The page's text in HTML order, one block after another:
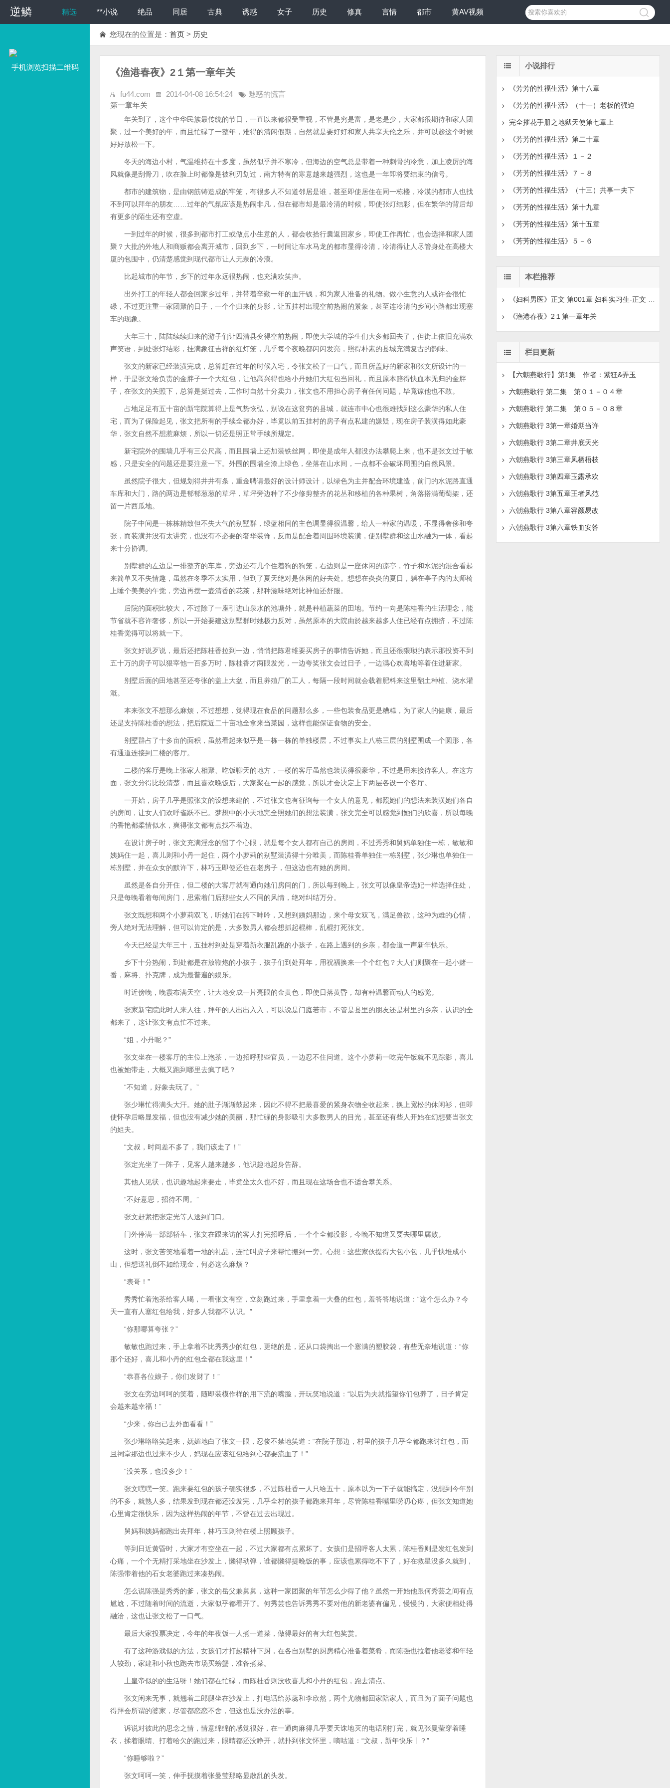
逆鳞 精选 **小说 绝品 同居 古典 诱惑 女子 历史 修真 言情 都市 黄AV视频
手机浏览扫描二维码
您现在的位置是： 首页 > 历史
《渔港春夜》2１第一章年关
fu44.com 2014-04-08 16:54:24
魅惑的慌言
第一章年关
年关到了，这个中华民族最传统的节日，一直以来都很受重视，不管是穷是富，是老是少，大家都很期待和家人团
聚，过一个美好的年，而且忙碌了一整年，难得的清闲假期，自然就是要好好和家人共享天伦之乐，并可以趁这个时候
好好放松一下。
冬天的海边小村，气温维持在十多度，虽然似乎并不寒冷，但海边的空气总是带着一种刺骨的冷意，加上凌厉的海
风就像是刮骨刀，吹在脸上时都像是被利刃划过，南方特有的寒意越来越强烈，这也是一年即将要结束的信号。
都市的建筑物，是由钢筋铸造成的牢笼，有很多人不知道邻居是谁，甚至即使居住在同一栋楼，冷漠的都市人也找
不到可以拜年的朋友……过年的气氛应该是热闹非凡，但在都市却是最冷清的时候，即使张灯结彩，但在繁华的背后却
有更多的陌生还有空虚。
一到过年的时候，很多到都市打工或做点小生意的人，都会收拾行囊返回家乡，即使工作再忙，也会选择和家人团
聚？大批的外地人和商贩都会离开城市，回到乡下，一时间让车水马龙的都市显得冷清，冷清得让人尽管身处在高楼大
厦的包围中，仍清楚感觉到现代都市让人无奈的冷漠。
比起城市的年节，乡下的过年永远很热闹，也充满欢笑声。
出外打工的年轻人都会回家乡过年，并带着辛勤一年的血汗钱，和为家人准备的礼物。做小生意的人或许会很忙
碌，不过更注重一家团聚的日子，一个个归来的身影，让五挂村出现空前热闹的景象，甚至连冷清的乡间小路都出现塞
车的现象。
大年三十，陆陆续续归来的游子们让四清县变得空前热闹，即使大学城的学生们大多都回去了，但街上依旧充满欢
声笑语，到处张灯结彩，挂满象征吉祥的红灯笼，几乎每个夜晚都闪闪发亮，照得朴素的县城充满复古的韵味。
张文的新家已经装潢完成，总算赶在过年的时候入宅，令张文松了一口气，而且所盖好的新家和张文所设计的一
样，于是张文给负责的金胖子一个大红包，让他高兴得也给小丹她们大红包当回礼，而且原本赔得快血本无归的金胖
子，在张文的关照下，总算是挺过去，工作时自然十分卖力，张文也不用担心房子有任何问题，毕竟谅他也不敢。
占地足足有五十亩的新宅院算得上是气势恢弘，别说在这贫穷的县城，就连市中心也很难找到这么豪华的私人住
宅，而为了保险起见，张文把所有的手续全都办好，毕竟以前五挂村的房子有点私建的嫌疑，现在房子装潢得如此豪
华，张文自然不想惹麻烦，所以一切还是照正常手续所规定。
新宅院外的围墙几乎有三公尺高，而且围墙上还加装铁丝网，即使是成年人都没办法攀爬上来，也不是张文过于敏
感，只是安全的问题还是要注意一下。外围的围墙全漆上绿色，坐落在山水间，一点都不会破坏周围的自然风景。
虽然院子很大，但规划得井井有条，重金聘请最好的设计师设计，以绿色为主并配合环境建造，前门的水泥路直通
车库和大门，路的两边是郁郁葱葱的草坪，草坪旁边种了不少修剪整齐的花丛和移植的各种果树，角落搭满葡萄架，还
留一片西瓜地。
院子中间是一栋栋精致但不失大气的别墅群，绿蓝相间的主色调显得很温馨，给人一种家的温暖，不显得奢侈和夸
张，而装潢并没有太讲究，也没有不必要的奢华装饰，反而是配合着周围环境装潢，使别墅群和这山水融为一体，看起
来十分协调。
别墅群的左边是一排整齐的车库，旁边还有几个住着狗的狗笼，右边则是一座休闲的凉亭，竹子和水泥的混合看起
来简单又不失情趣，虽然在冬季不太实用，但到了夏天绝对是休闲的好去处。想想在炎炎的夏日，躺在亭子内的太师椅
上睡个美美的午觉，旁边再摆一壶清香的花茶，那种滋味绝对比神仙还舒服。
后院的面积比较大，不过除了一座引进山泉水的池塘外，就是种植蔬菜的田地。节约一向是陈桂香的生活理念，能
节省就不容许奢侈，所以一开始要建这别墅群时她极力反对，虽然原本的大院由於越来越多人住已经有点拥挤，不过陈
桂香觉得可以将就一下。
张文好说歹说，最后还把陈桂香拉到一边，悄悄把陈君维要买房子的事情告诉她，而且还很猥琐的表示那投资不到
五十万的房子可以狠宰他一百多万时，陈桂香才两眼发光，一边夸奖张文会过日子，一边满心欢喜地等着住进新家。
别墅后面的田地甚至还夸张的盖上大盆，而且养殖厂的工人，每隔一段时间就会载着肥料来这里翻土种植、浇水灌
溉。
本来张文不想那么麻烦，不过想想，觉得现在食品的问题那么多，一些包装食品更是糟糕，为了家人的健康，最后
还是支持陈桂香的想法，把后院近二十亩地全拿来当菜园，这样也能保证食物的安全。
别墅群占了十多亩的面积，虽然看起来似乎是一栋一栋的单独楼层，不过事实上八栋三层的别墅围成一个圆形，各
有通道连接到二楼的客厅。
二楼的客厅是晚上张家人相聚、吃饭聊天的地方，一楼的客厅虽然也装潢得很豪华，不过是用来接待客人。在这方
面，张文分得比较清楚，而且喜欢晚饭后，大家聚在一起的感觉，所以才会决定上下两层各设一个客厅。
一开始，房子几乎是照张文的设想来建的，不过张文也有征询每一个女人的意见，都照她们的想法来装潢她们各自
的房间，让女人们欢呼雀跃不已。梦想中的小天地完全照她们的想法装潢，张文完全可以感觉到她们的欣喜，所以每晚
的香艳都柔情似水，爽得张文都有点找不着边。
在设计房子时，张文充满淫念的留了个心眼，就是每个女人都有自己的房间，不过秀秀和舅妈单独住一栋，敏敏和
姨妈住一起，喜儿则和小丹一起住，两个小萝莉的别墅装潢得十分唯美，而陈桂香单独住一栋别墅，张少琳也单独住一
栋别墅，并在众女的默许下，林巧玉即使还住在老房子，但这边也有她的房间。
虽然是各自分开住，但二楼的大客厅就有通向她们房间的门，所以每到晚上，张文可以像皇帝选妃一样选择住处，
只是每晚看着每间房门，思索着门后那些女人不同的风情，绝对纠结万分。
张文既想和两个小萝莉双飞，听她们在胯下呻吟，又想到姨妈那边，来个母女双飞，满足兽欲，这种为难的心情，
旁人绝对无法理解，但可以肯定的是，大多数男人都会想抓起棍棒，乱棍打死张文。
今天已经是大年三十，五挂村到处是穿着新衣服乱跑的小孩子，在路上遇到的乡亲，都会道一声新年快乐。
乡下十分热闹，到处都是在放鞭炮的小孩子，孩子们到处拜年，用祝福换来一个个红包？大人们则聚在一起小赌一
番，麻将、扑克牌，成为最普遍的娱乐。
时近傍晚，晚霞布满天空，让大地变成一片亮眼的金黄色，即使日落黄昏，却有种温馨而动人的感觉。
张家新宅院此时人来人往，拜年的人出出入入，可以说是门庭若市，不管是县里的朋友还是村里的乡亲，认识的全
都来了，这让张文有点忙不过来。
“姐，小丹呢？”
张文坐在一楼客厅的主位上泡茶，一边招呼那些官员，一边忍不住问道。这个小萝莉一吃完午饭就不见踪影，喜儿
也被她带走，大概又跑到哪里去疯了吧？
“不知道，好象去玩了。”
张少琳忙得满头大汗。她的肚子渐渐鼓起来，因此不得不把最喜爱的紧身衣物全收起来，换上宽松的休闲衫，但即
使怀孕后略显发福，但也没有减少她的美丽，那忙碌的身影吸引大多数男人的目光，甚至还有些人开始在幻想要当张文
的姐夫。
“文叔，时间差不多了，我们该走了！”
张定光坐了一阵子，见客人越来越多，他识趣地起身告辞。
其他人见状，也识趣地起来要走，毕竟坐太久也不好，而且现在这场合也不适合攀关系。
“不好意思，招待不周。”
张文赶紧把张定光等人送到门口。
门外停满一部部轿车，张文在跟来访的客人打完招呼后，一个个全都没影，今晚不知道又要去哪里腐败。
这时，张文苦笑地看着一地的礼品，连忙叫虎子来帮忙搬到一旁。心想：这些家伙提得大包小包，几乎快堆成小
山，但想送礼倒不如给现金，何必这么麻烦？
“表哥！”
秀秀忙着泡茶给客人喝，一看张文有空，立刻跑过来，手里拿着一大叠的红包，羞答答地说道：“这个怎么办？今
天一直有人塞红包给我，好多人我都不认识。”
“你那哪算夸张？”
敏敏也跑过来，手上拿着不比秀秀少的红包，更绝的是，还从口袋掏出一个塞满的塑胶袋，有些无奈地说道：“你
那个还好，喜儿和小丹的红包全都在我这里！”
“恭喜各位娘子，你们发财了！”
张文在旁边呵呵的笑着，随即装模作样的用下流的嘴脸，开玩笑地说道：“以后为夫就指望你们包养了，日子肯定
会越来越幸福！”
“少来，你自己去外面看看！”
张少琳咯咯笑起来，妩媚地白了张文一眼，忍俊不禁地笑道：“在院子那边，村里的孩子几乎全都跑来讨红包，而
且祠堂那边也过来不少人，妈现在应该红包给到心都要流血了！”
“没关系，也没多少！”
张文嘿嘿一笑。跑来要红包的孩子确实很多，不过陈桂香一人只给五十，原本以为一下子就能搞定，没想到今年别
的不多，就熟人多，结果发到现在都还没发完，几乎全村的孩子都跑来拜年，尽管陈桂香嘴里唠叨心疼，但张文知道她
心里肯定很快乐，因为这样热闹的年节，不曾在过去出现过。
舅妈和姨妈都跑出去拜年，林巧玉则待在楼上照顾孩子。
等到日近黄昏时，大家才有空坐在一起，不过大家都有点累坏了。女孩们是招呼客人太累，陈桂香则是发红包发到
心痛，一个个无精打采地坐在沙发上，懒得动弹，谁都懒得提晚饭的事，应该也累得吃不下了，好在救星没多久就到，
陈强带着他的石女老婆跑过来凑热闹。
怎么说陈强是秀秀的爹，张文的岳父兼舅舅，这种一家团聚的年节怎么少得了他？虽然一开始他跟何秀芸之间有点
尴尬，不过随着时间的流逝，大家似乎都看开了。何秀芸也告诉秀秀不要对他的新老婆有偏见，慢慢的，大家便相处得
融洽，这也让张文松了一口气。
最后大家投票决定，今年的年夜饭一人煮一道菜，做得最好的有大红包奖赏。
有了这种游戏似的方法，女孩们才打起精神下厨，在各自别墅的厨房精心准备着菜肴，而陈强也拉着他老婆和年轻
人较劲，家建和小秋也跑去市场买螃蟹，准备煮菜。
土皇帝似的的生活呀！她们都在忙碌，而陈桂香则没收喜儿和小丹的红包，跑去清点。
张文闲来无事，就翘着二郎腿坐在沙发上，打电话给苏蕊和李欣然，两个尤物都回家陪家人，而且为了面子问题也
得拜会所谓的婆家，尽管都恋恋不舍，但这也是没办法的事。
诉说对彼此的思念之情，情意绵绵的感觉很好，在一通肉麻得几乎要天诛地灭的电话刚打完，就见张曼莹穿着睡
衣，揉着眼睛、打着哈欠的跑过来，眼睛都还没睁开，就扑到张文怀里，嘀咕道：“文叔，新年快乐丨？”
“你睡够啦？”
张文呵呵一笑，伸手抚摸着张曼莹那略显散乱的头发。
小说排行
《芳芳的性福生活》第十八章
《芳芳的性福生活》（十一）老板的强迫
完全摧花手册之地狱天使第七章上
《芳芳的性福生活》第二十章
《芳芳的性福生活》１－２
《芳芳的性福生活》７－８
《芳芳的性福生活》（十三）共事一夫下
《芳芳的性福生活》第十九章
《芳芳的性福生活》第十五章
《芳芳的性福生活》５－６
本栏推荐
《渔港春夜》2１第一章年关
栏目更新
【六朝燕歌行】第1集 作者：紫狂&弄玉
六朝燕歌行 第二集 第０１－０４章
六朝燕歌行 第二集 第０５－０８章
六朝燕歌行 3第一章婚期当许
六朝燕歌行 3第二章井底天光
六朝燕歌行 3第三章凤栖梧枝
六朝燕歌行 3第四章玉露承欢
六朝燕歌行 3第五章王者风范
六朝燕歌行 3第八章容颜易改
六朝燕歌行 3第六章铁血安答